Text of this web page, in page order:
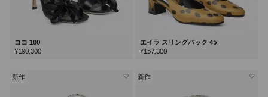
ココ 100
¥190,300
エイラ スリングバック 45
¥157,300
新作 新作